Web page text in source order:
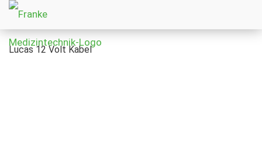
Lucas 12 Volt Kabel